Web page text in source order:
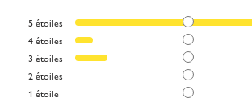
5étoiles
4étoiles
3 étoiles
2étoiles
1 étoile